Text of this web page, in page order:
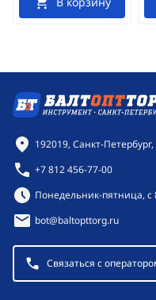
Контактная
192019, Санкт-
+7 812 456-77-00
Режим работы:
Понедельник-пятница, с
bot@baltopttorg.ru
Связаться с